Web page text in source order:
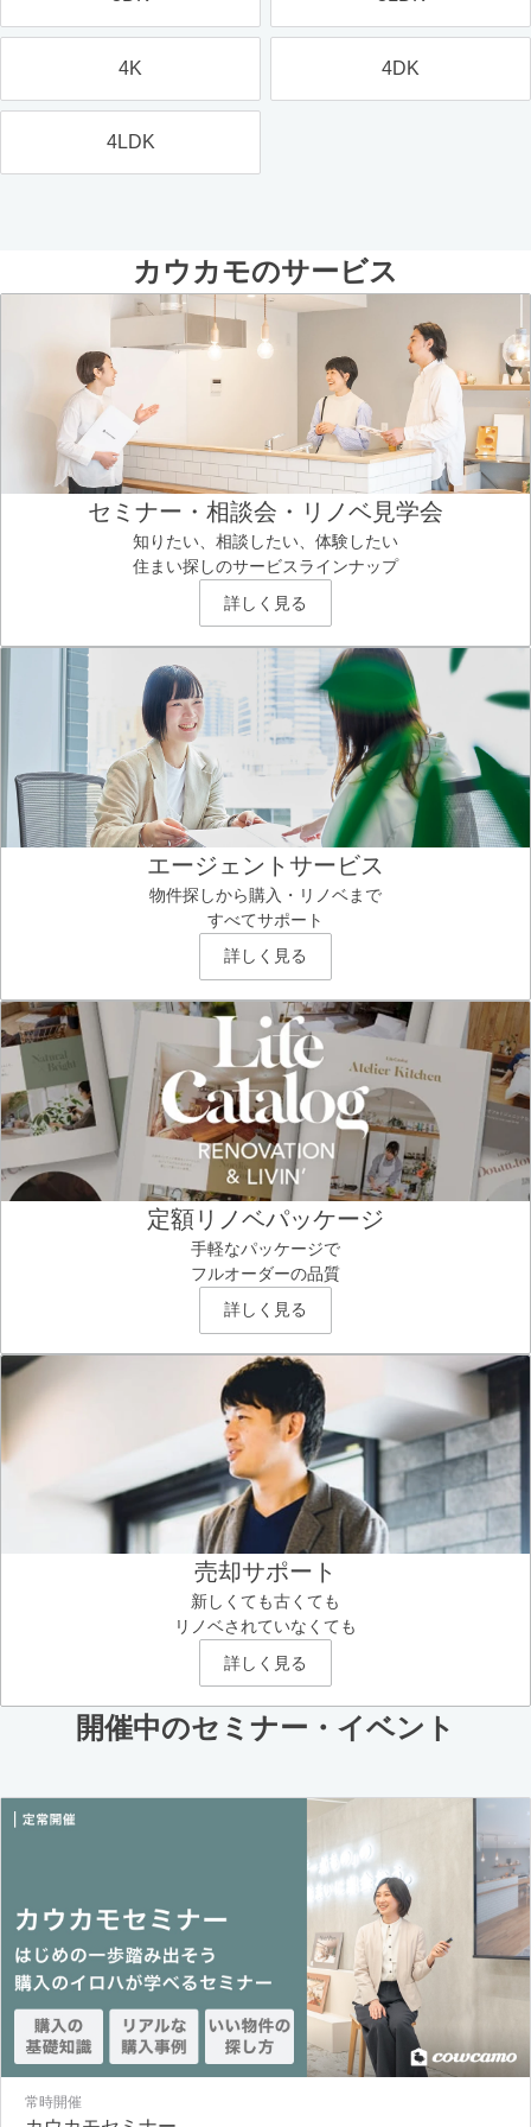
4K 4DK
4LDK
カウカモのサービス
セミナー・相談会・リノベ見学会
知りたい、相談したい、体験したい
住まい探しのサービスラインナップ
詳しく見る
エージェントサービス
物件探しから購入・リノベまで
すべてサポート
詳しく見る
定額リノベパッケージ
手軽なパッケージで
フルオーダーの品質
詳しく見る
売却サポート
新しくても古くても
リノベされていなくても
詳しく見る
開催中のセミナー・イベント
常時開催